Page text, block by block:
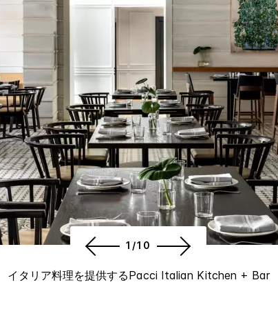
イタリア料理を提供するPacci Italian Kitchen + Bar
1/10